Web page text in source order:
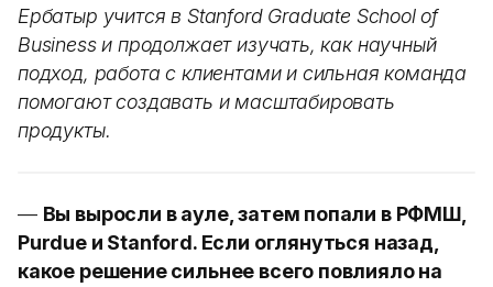
Ербатыр учится в Stanford Graduate School of
Business и продолжает изучать, как научный
подход, работа с клиентами и сильная команда
помогают создавать и масштабировать
продукты.
— Вы выросли в ауле, затем попали в РФМШ,
Purdue и Stanford. Если оглянуться назад,
какое решение сильнее всего повлияло на